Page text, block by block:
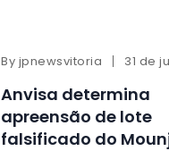
By jpnewsvitoria 31 de
Anvisa determina
apreensão de lote
falsificado do